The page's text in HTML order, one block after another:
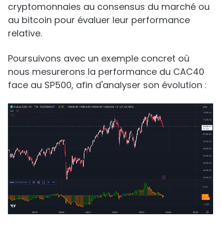
cryptomonnaies au consensus du marché ou
au bitcoin pour évaluer leur performance
relative.
Poursuivons avec un exemple concret où
nous mesurerons la performance du CAC40
face au SP500, afin d'analyser son évolution :